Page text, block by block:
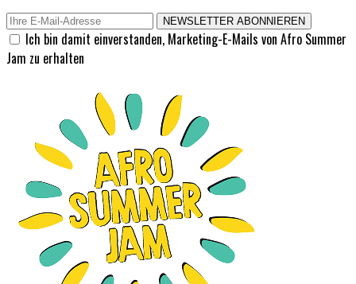
NEWSLETTER ABONNIEREN
Ich bin damit einverstanden, Marketing-E-Mails von Afro Summer
Jam zu erhalten